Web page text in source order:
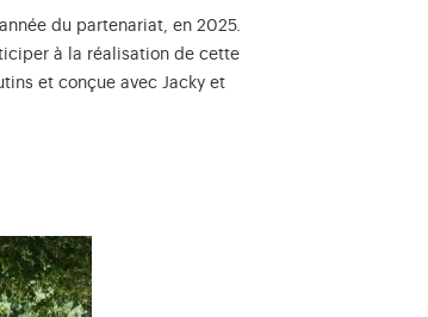
du partenariat, en 2025.
à la réalisation de cette
et conçue avec Jacky et